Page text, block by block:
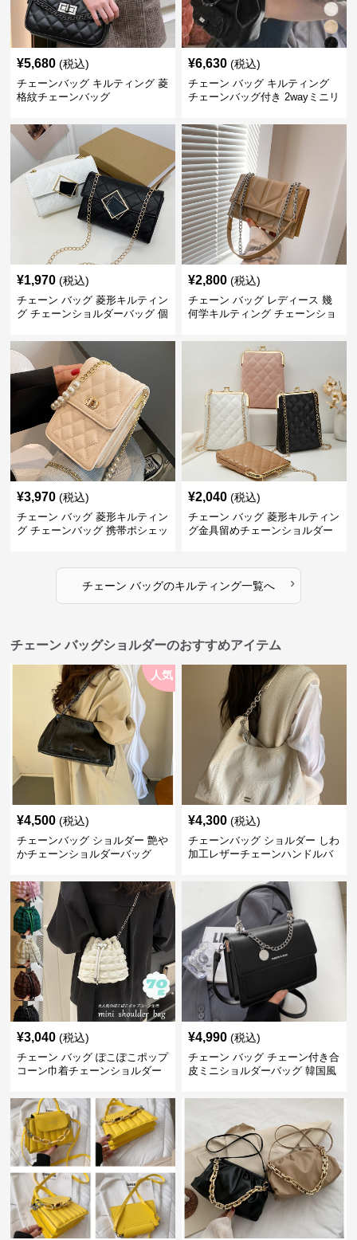
¥5,680 (税込)
チェーンバッグ キルティング 菱
格紋チェーンバッグ
¥6,630 (税込)
チェーン バッグ キルティング
チェーンバッグ付き 2wayミニリ
¥1,970 (税込)
チェーン バッグ 菱形キルティン
グ チェーンショルダーバッグ 個
¥2,800 (税込)
チェーン バッグ レディース 幾
何学キルティング チェーンショ
¥3,970 (税込)
チェーン バッグ 菱形キルティン
グ チェーンバッグ 携帯ポシェッ
¥2,040 (税込)
チェーン バッグ 菱形キルティン
グ金具留めチェーンショルダー
チェーン バッグのキルティング一覧へ ›
チェーン バッグショルダーのおすすめアイテム
人気
¥4,500 (税込)
チェーンバッグ ショルダー 艶や
かチェーンショルダーバッグ
¥4,300 (税込)
チェーンバッグ ショルダー しわ
加工レザーチェーンハンドルバ
¥3,040 (税込)
チェーン バッグ ぽこぽこポップ
コーン巾着チェーンショルダー
¥4,990 (税込)
チェーン バッグ チェーン付き合
皮ミニショルダーバッグ 韓国風